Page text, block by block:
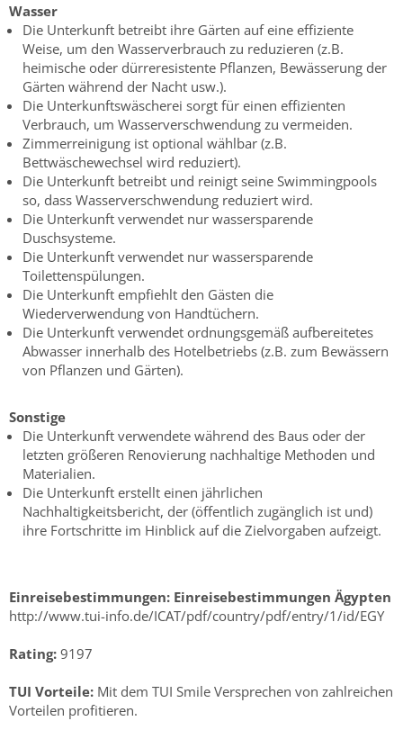
Wasser
Die Unterkunft betreibt ihre Gärten auf eine effiziente
Weise, um den Wasserverbrauch zu reduzieren (z.B.
heimische oder dürreresistente Pflanzen, Bewässerung der
Gärten während der Nacht usw.).
Die Unterkunftswäscherei sorgt für einen effizienten
Verbrauch, um Wasserverschwendung zu vermeiden.
Zimmerreinigung ist optional wählbar (z.B.
Bettwäschewechsel wird reduziert).
Die Unterkunft betreibt und reinigt seine Swimmingpools
so, dass Wasserverschwendung reduziert wird.
Die Unterkunft verwendet nur wassersparende
Duschsysteme.
Die Unterkunft verwendet nur wassersparende
Toilettenspülungen.
Die Unterkunft empfiehlt den Gästen die
Wiederverwendung von Handtüchern.
Die Unterkunft verwendet ordnungsgemäß aufbereitetes
Abwasser innerhalb des Hotelbetriebs (z.B. zum Bewässern
von Pflanzen und Gärten).
Sonstige
Die Unterkunft verwendete während des Baus oder der
letzten größeren Renovierung nachhaltige Methoden und
Materialien.
Die Unterkunft erstellt einen jährlichen
Nachhaltigkeitsbericht, der (öffentlich zugänglich ist und)
ihre Fortschritte im Hinblick auf die Zielvorgaben aufzeigt.
Einreisebestimmungen: Einreisebestimmungen Ägypten
http://www.tui-info.de/ICAT/pdf/country/pdf/entry/1/id/EGY
Rating: 9197
TUI Vorteile: Mit dem TUI Smile Versprechen von zahlreichen
Vorteilen profitieren.